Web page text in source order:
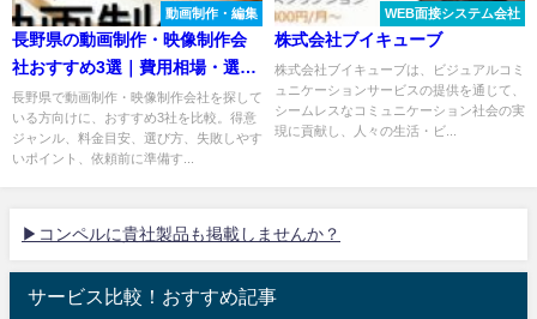
動画制作・編集
長野県の動画制作・映像制作会
社おすすめ3選｜費用相場・選び
方も解説
長野県で動画制作・映像制作会社を探して
いる方向けに、おすすめ3社を比較。得意
ジャンル、料金目安、選び方、失敗しやす
いポイント、依頼前に準備す...
WEB面接システム会社
株式会社ブイキューブ
株式会社ブイキューブは、ビジュアルコミ
ュニケーションサービスの提供を通じて、
シームレスなコミュニケーション社会の実
現に貢献し、人々の生活・ビ...
▶コンペルに貴社製品も掲載しませんか？
サービス比較！おすすめ記事